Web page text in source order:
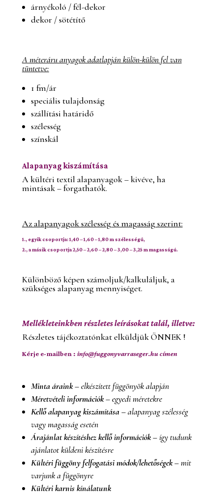
árnyékoló / fél-dekor
dekor / sötétítő
A méteráru anyagok adatlapján külön-külön fel van
tüntetve:
1 fm/ár
speciális tulajdonság
szállítási határidő
szélesség
színskál
Alapanyag kiszámítása
A kültéri textil alapanyagok – kivéve, ha
mintásak – forgathatók.
Az alapanyagok szélesség és magasság szerint:
1., egyik csoportja:1,40 – 1,60 – 1,80 m szélességű,
2., a másik csoportja2,50 – 2,60 – 2,80 – 3,00 – 3,25 m magasságú.
Különböző képen számoljuk/kalkuláljuk, a
szükséges alapanyag mennyiséget.
Mellékleteinkben részletes leírásokat talál, illetve:
Részletes tájékoztatónkat elküldjük ÖNNEK !
Kérje e-mailben : info@fuggonyvarraseger.hu címen
Minta áraink –elkészített függönyök alapján
Méretvételi információk –egyedi méretekre
Kellő alapanyag kiszámítása –alapanyag szélesség
vagy magasság esetén
Árajánlat készítéshez kellő információk –így tudunk
ajánlatot küldeni készítésre
Kültéri függöny felfogatási módok/lehetőségek –mit
varjunk a függönyre
Kültéri karnis kínálatunk